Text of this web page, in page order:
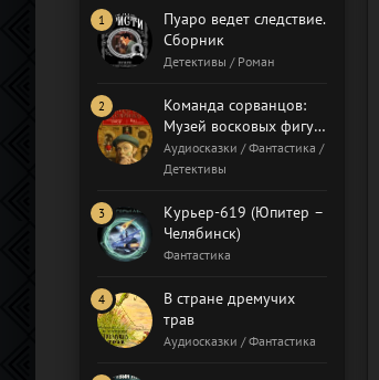
Пуаро ведет следствие.
Сборник
Детективы / Роман
Команда сорванцов:
Музей восковых фигур.
Бал газовщиков
Аудиосказки / Фантастика /
Детективы
Курьер-619 (Юпитер –
Челябинск)
Фантастика
В стране дремучих
трав
Аудиосказки / Фантастика